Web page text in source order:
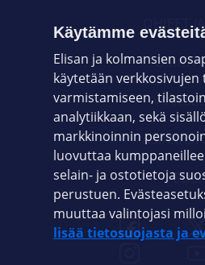
OHJEET
Käytämme
Elisan ja kolmansien
käytetään
varmistamiseen,
analytiikkaan, sekä
markkinoinnin
luovuttaa
selain- ja ostotietoja
perustuen.
muuttaa valintojasi
lisää tietosuojasta ja